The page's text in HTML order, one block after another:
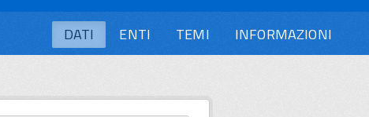
DATI ENTI TEMI INFORMAZIONI